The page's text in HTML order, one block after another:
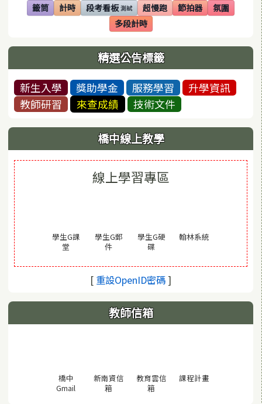
籤筒
(另開視窗)
計時
(另開視窗)段考看板 測試
(另開視窗) 超慢跑
(另開視窗)節拍器
(另開視窗)氛圍
(另開視窗)
多段計時
(另開視窗)
精選公告標籤
新生入學 獎助學金 服務學習
升學資訊
教師研習
來查成績 技術文件
橋中線上教學
線上學習專區
學生G課
堂
學生G郵
件(另開視窗)
學生G硬
碟(另開視窗)
翰林系統(另開視窗)
[ 重設OpenID密碼(另開視窗)
]
教師信箱
橋中
Gmail (另開視窗)
新南資信
箱
教育雲信
箱
課程計畫(另開視窗)